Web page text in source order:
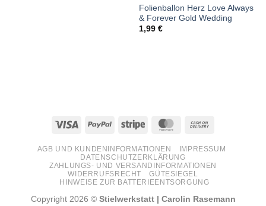
Folienballon Herz Love Always
& Forever Gold Wedding
1,99 €
Visa PayPal Stripe MasterCard
Delivery
AGB UND KUNDENINFORMATIONEN
IMPRESSUM
DATENSCHUTZERKLÄRUNG
ZAHLUNGS- UND VERSANDINFORMATIONEN
WIDERRUFSRECHT
GÜTESIEGEL
HINWEISE ZUR BATTERIEENTSORGUNG
Copyright 2026 © Stielwerkstatt | Carolin Rasemann